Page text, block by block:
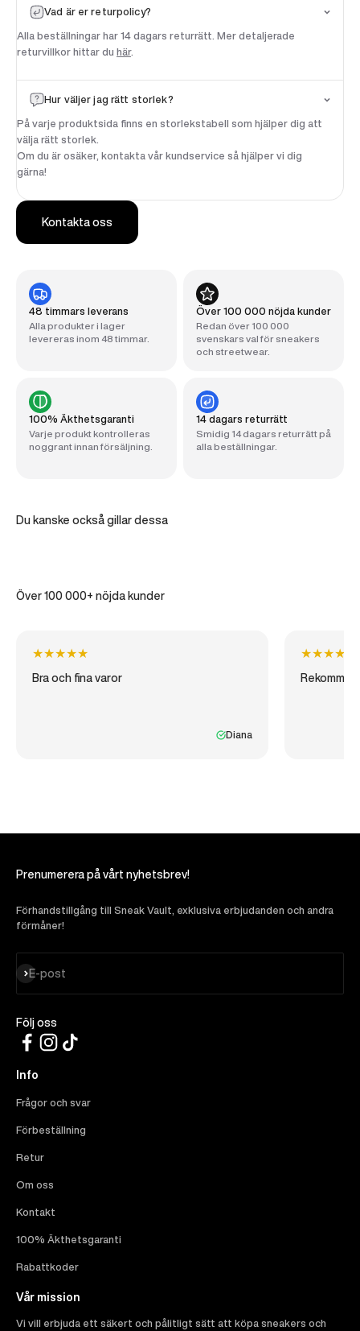
48 timmars leverans
Alla produkter i lager
levereras inom 48 timmar.
Över 100 000 nöjda kunder
Redan över 100 000
svenskars val för sneakers
och streetwear.
100% Äkthetsgaranti
Varje produkt kontrolleras
noggrant innan försäljning.
14 dagars returrätt
Smidig 14 dagars returrätt på
alla beställningar.
Vad är er returpolicy?
Alla beställningar har 14 dagars returrätt. Mer detaljerade
returvillkor hittar du här.
Hur väljer jag rätt storlek?
På varje produktsida finns en storlekstabell som hjälper dig att
välja rätt storlek.
Om du är osäker, kontakta vår kundservice så hjälper vi dig
gärna!
Kontakta oss
Du kanske också gillar dessa
Över 100 000+ nöjda kunder
★★★★★
Bra och fina varor
Diana
★★★★
Prenumerera på vårt nyhetsbrev!
Förhandstillgång till Sneak Vault, exklusiva erbjudanden och andra
förmåner!
E-post
Prenumerera
Följ oss
Info
Frågor och svar
Förbeställning
Retur
Om oss
Kontakt
100% Äkthetsgaranti
Rabattkoder
Vår mission
Vi vill erbjuda ett säkert och pålitligt sätt att köpa sneakers och
Nej tack, jag betalar fullt pris